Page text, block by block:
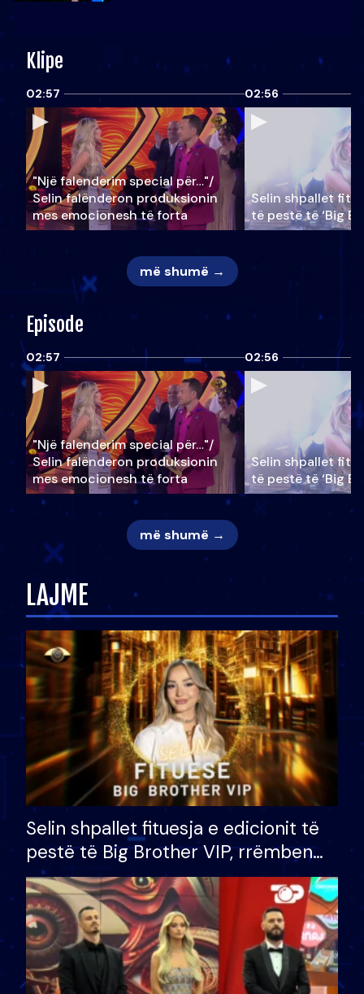
Klipe
02:57
"Një falenderim special për…"/
Selin falënderon produksionin
mes emocionesh të forta
02:56
Selin shpallet
të pestë të ‘Big
më shumë →
Episode
02:57
"Një falenderim special për…"/
Selin falënderon produksionin
mes emocionesh të forta
02:56
Selin shpallet
të pestë të ‘Big
më shumë →
LAJME
Selin shpallet fituesja e edicionit të
pestë të Big Brother VIP, rrëmben
çmimin e madh prej 100 mijë eurosh